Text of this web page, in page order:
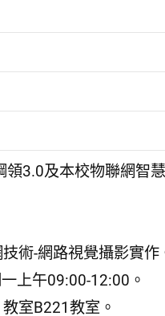
3.0及本校物聯網智
術-網路視覺攝影實作
上午09:00-12:00。
室B221教室。